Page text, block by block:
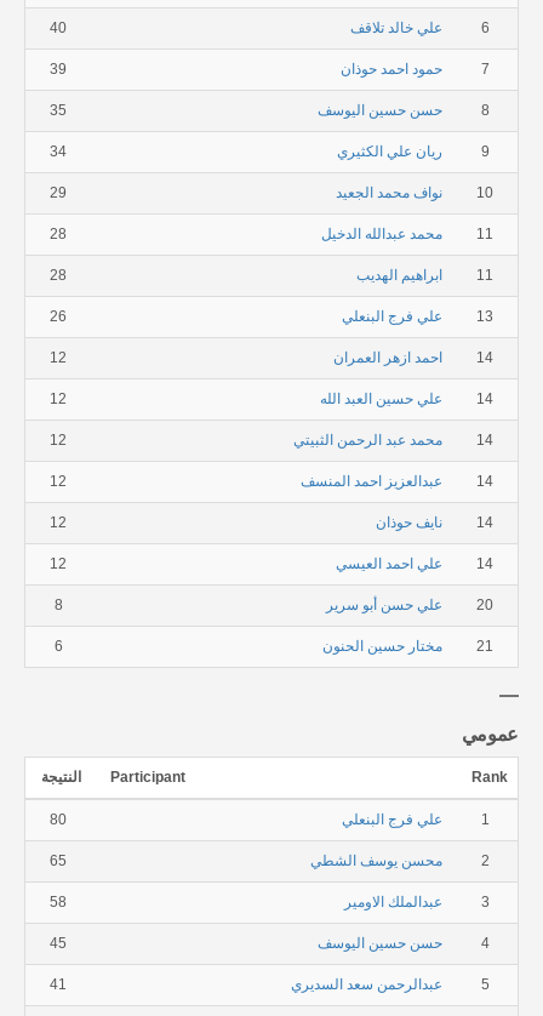
6 علي خالد تلاقف 40
7 حمود احمد حوذان 39
8 حسن حسين اليوسف 35
9 ريان علي الكثيري 34
10 نواف محمد الجعيد 29
11 محمد عبدالله الدخيل 28
11 ابراهيم الهديب 28
13 علي فرج البنعلي 26
14 احمد ازهر العمران 12
14 علي حسين العبد الله 12
14 محمد عبد الرحمن الثبيتي 12
14 عبدالعزيز احمد المنسف 12
14 نايف حوذان 12
14 علي احمد العيسي 12
20 علي حسن أبو سرير 8
21 مختار حسين الحنون 6
عمومي
Rank
Participant النتيجة
1 علي فرج البنعلي 80
2 محسن يوسف الشطي 65
3 عبدالملك الاومير 58
4 حسن حسين اليوسف 45
5 عبدالرحمن سعد السديري 41